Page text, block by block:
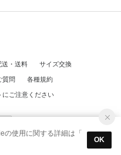
送・送料 サイズ交換
質問 各種規約
にご注意ください
使用に関する詳細は「
OK